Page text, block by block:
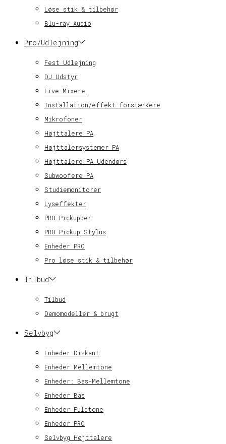
Løse stik & tilbehør
Blu-ray Audio
Pro/Udlejning
Fest Udlejning
DJ Udstyr
Live Mixere
Installation/effekt forstærkere
Mikrofoner
Højttalere PA
Højttalersystemer PA
Højttalere PA Udendørs
Subwoofere PA
Studiemonitorer
Lyseffekter
PRO Pickupper
PRO Pickup Stylus
Enheder PRO
Pro løse stik & tilbehør
Tilbud
Tilbud
Demomodeller & brugt
Selvbyg
Enheder Diskant
Enheder Mellemtone
Enheder: Bas-Mellemtone
Enheder Bas
Enheder Fuldtone
Enheder PRO
Selvbyg Højttalere